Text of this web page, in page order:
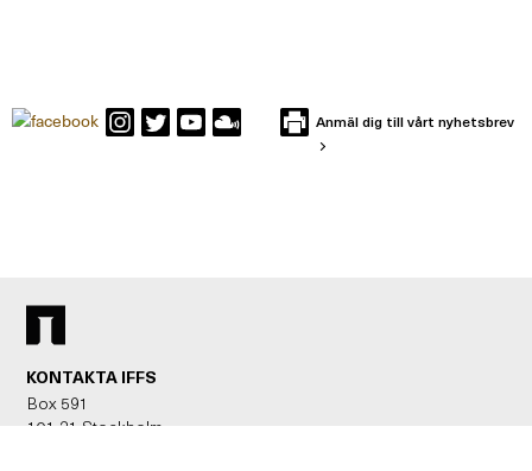
Anmäl dig till vårt nyhetsbrev
KONTAKTA IFFS
Box 591
101 31 Stockholm